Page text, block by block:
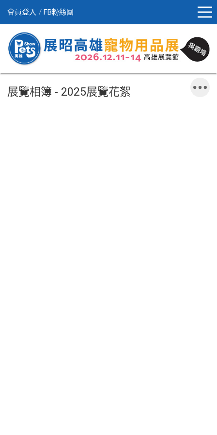
會員登入 FB粉絲團
展覽相簿 - 2025展覽花絮